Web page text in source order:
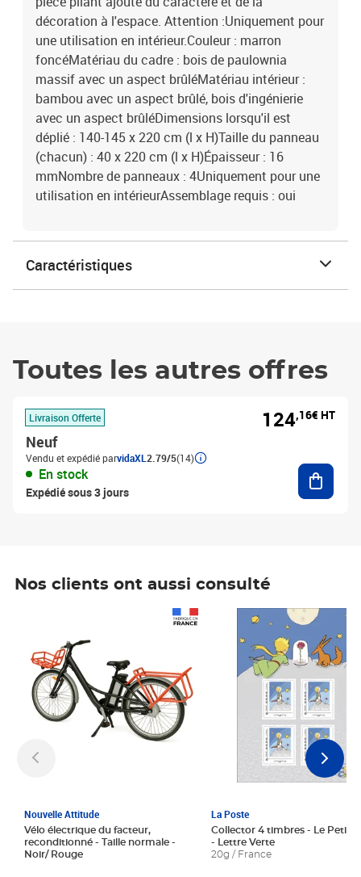
décoration à l'espace. Attention :Uniquement pour
une utilisation en intérieur.Couleur : marron
foncéMatériau du cadre : bois de paulownia
massif avec un aspect brûléMatériau intérieur :
bambou avec un aspect brûlé, bois d'ingénierie
avec un aspect brûléDimensions lorsqu'il est
déplié : 140-145 x 220 cm (l x H)Taille du panneau
(chacun) : 40 x 220 cm (l x H)Épaisseur : 16
mmNombre de panneaux : 4Uniquement pour une
utilisation en intérieurAssemblage requis : oui
Caractéristiques
Toutes les autres offres
Livraison Offerte
Neuf
Vendu et expédié parvidaXL 2.79/5(14)
En stock
Expédié sous 3 jours
124,16€ HT
Nos clients ont aussi consulté
Nouvelle Attitude
Vélo électrique du facteur,
reconditionné - Taille normale -
Noir/ Rouge
La Poste
Collector 4 timbres - Le Petit
- Lettre Verte
20g / France
Prix 6,25€ HT